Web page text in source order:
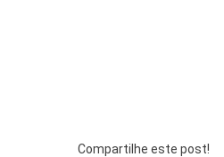
Compartilhe este post!